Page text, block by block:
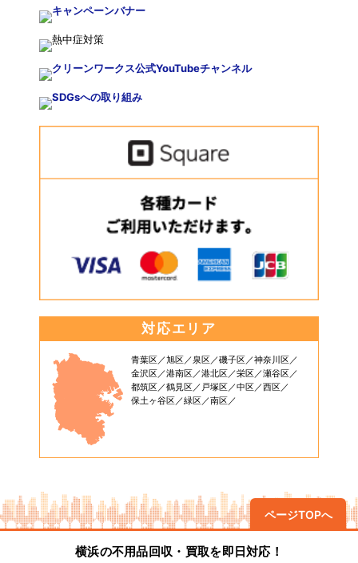
対応エリア
青葉区 旭区 泉区 磯子区
神奈川区
金沢区
港南区 港北区 栄区
瀬谷区
都筑区
鶴見区 戸塚区 中区
西区
保土ヶ谷区
緑区 南区
ページTOPへ
横浜の不用品回収・買取を即日対応！